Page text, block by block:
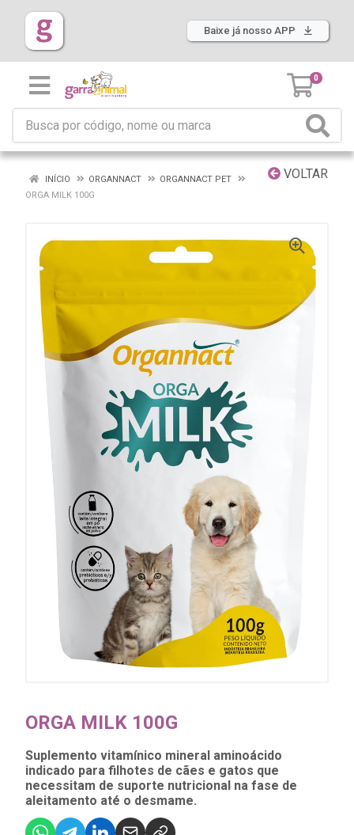
Baixe já nosso APP
0
VOLTAR
INÍCIO ORGANNACT
ORGANNACT PET
ORGA MILK 100G
ORGA MILK 100G
Suplemento vitamínico mineral aminoácido
indicado para filhotes de cães e gatos que
necessitam de suporte nutricional na fase de
aleitamento até o desmame.